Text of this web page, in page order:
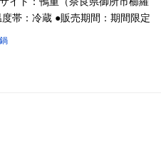
帯：冷蔵 ●販売期間：期間限定